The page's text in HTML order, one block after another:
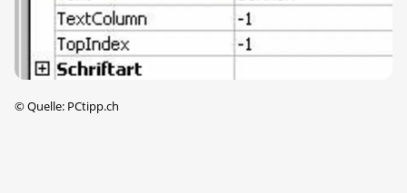
©Quelle: PCtipp.ch